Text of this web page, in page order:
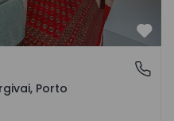
Porto
Porto